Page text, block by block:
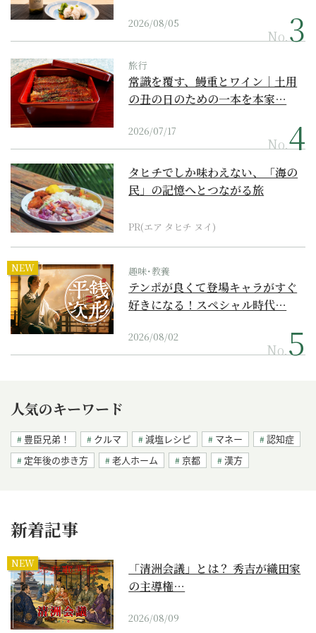
2026/08/05
No.
旅行
常識を覆す、鰻重とワイン｜土用
の丑の日のための一本を本家…
2026/07/17
No.
タヒチでしか味わえない、「海の
民」の記憶へとつながる旅
PR(エア タヒチ ヌイ)
NEW 趣味･教養
テンポが良くて登場キャラがすぐ
好きになる！スペシャル時代…
2026/08/02
No.
人気のキーワード
豊臣兄弟！ クルマ 減塩レシピ マネー
認知症
定年後の歩き方
老人ホーム 京都 漢方
新着記事
NEW
「清洲会議」とは？ 秀吉が織田家
の主導権…
2026/08/09